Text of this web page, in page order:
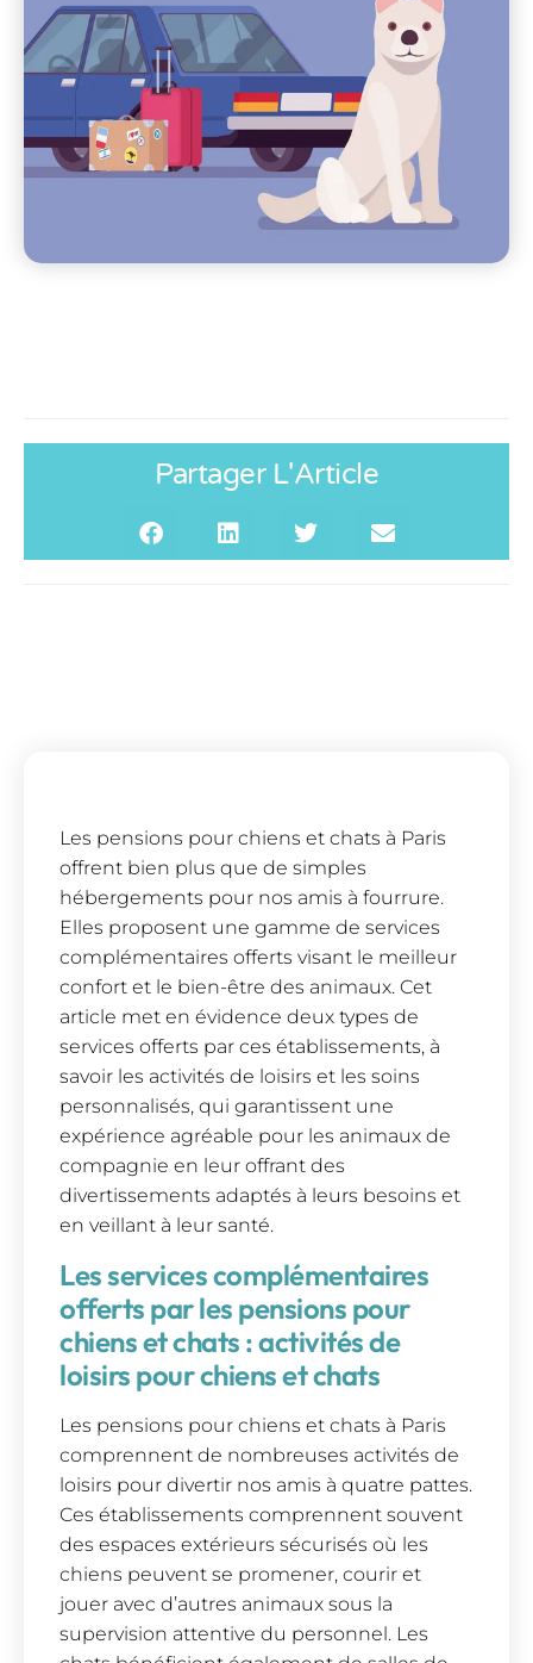
Partager L'Article
Les pensions pour chiens et chats à Paris
offrent bien plus que de simples
hébergements pour nos amis à fourrure.
Elles proposent une gamme de services
complémentaires offerts visant le meilleur
confort et le bien-être des animaux. Cet
article met en évidence deux types de
services offerts par ces établissements, à
savoir les activités de loisirs et les soins
personnalisés, qui garantissent une
expérience agréable pour les animaux de
compagnie en leur offrant des
divertissements adaptés à leurs besoins et
en veillant à leur santé.
Les services complémentaires
offerts par les pensions pour
chiens et chats : activités de
loisirs pour chiens et chats
Les pensions pour chiens et chats à Paris
comprennent de nombreuses activités de
loisirs pour divertir nos amis à quatre pattes.
Ces établissements comprennent souvent
des espaces extérieurs sécurisés où les
chiens peuvent se promener, courir et
jouer avec d’autres animaux sous la
supervision attentive du personnel. Les